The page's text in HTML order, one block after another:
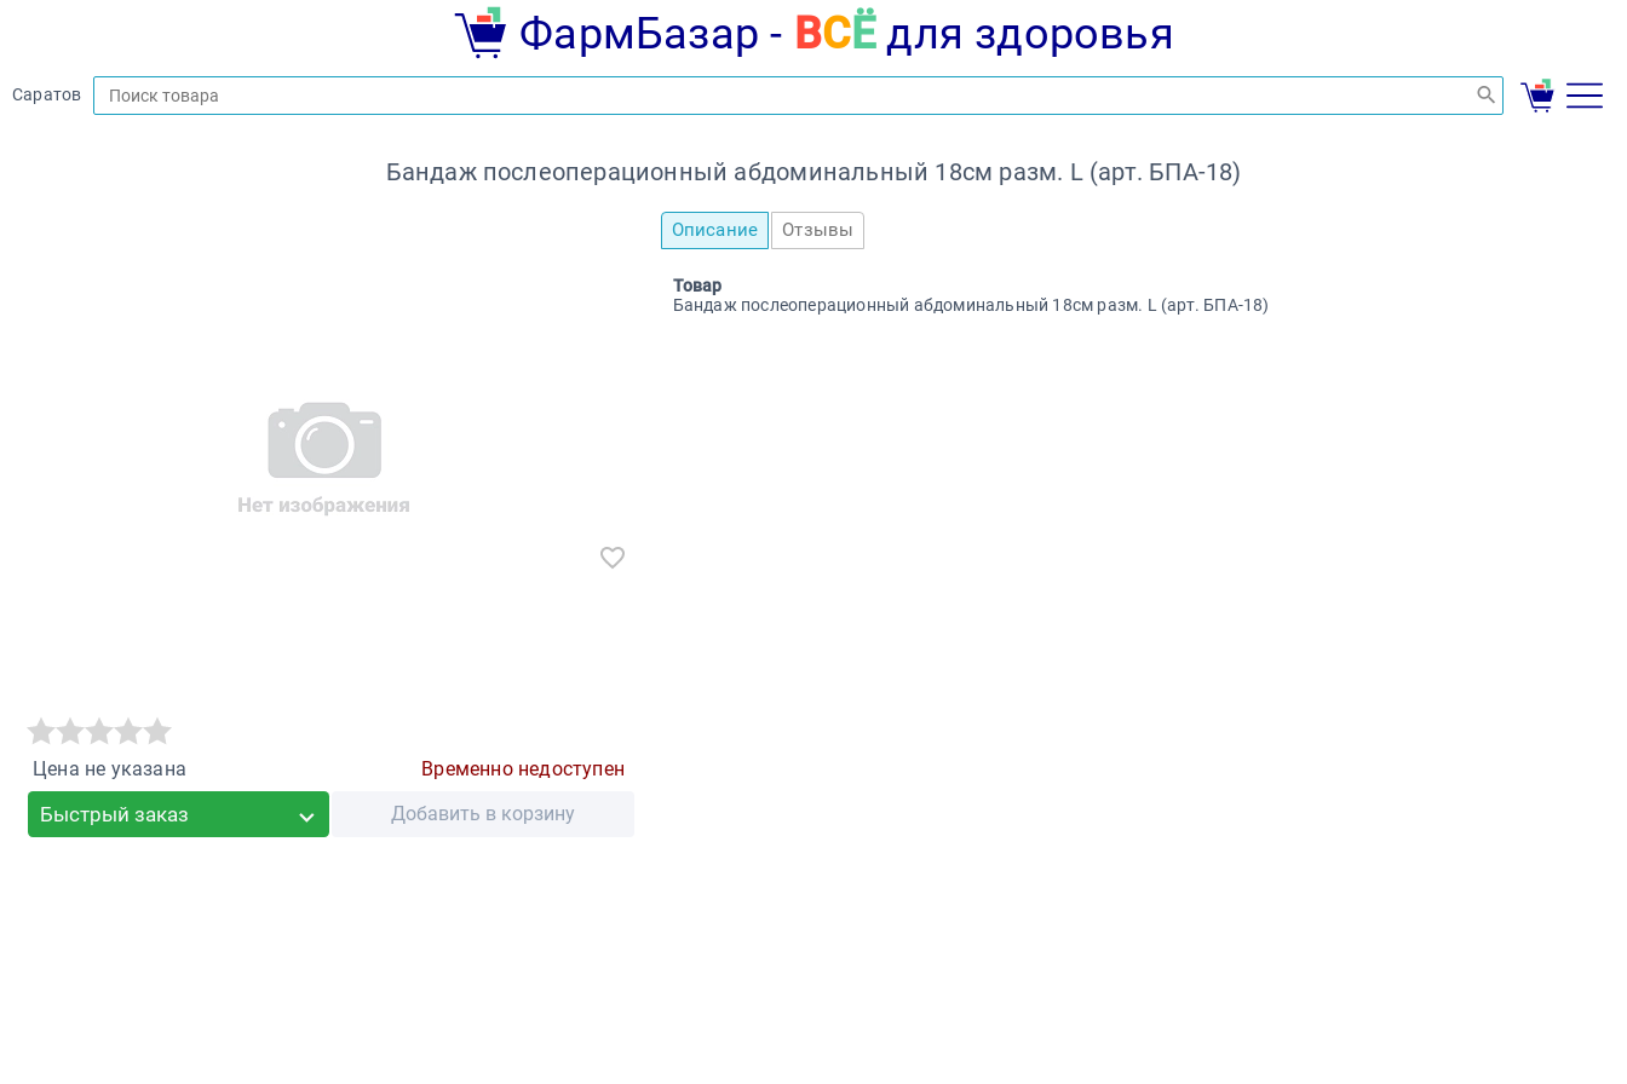
ФармБазар - ВСЁдля здоровья
Саратов
Бандаж послеоперационный абдоминальный 18см разм. L (арт. БПА-18)
Цена не указана Временно недоступен
Быстрый заказ Добавить в корзину
Описание Отзывы
Товар
Бандаж послеоперационный абдоминальный 18см разм. L (арт. БПА-18)